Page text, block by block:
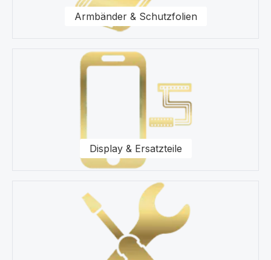
Fragen zu unseren Ersatzteilen für Ihr Apple Watch
Series 2 - 38 mm zur Seite.
Armbänder & Schutzfolien
Display & Ersatzteile